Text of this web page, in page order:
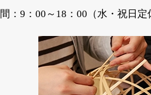
18：00（水・祝日定休